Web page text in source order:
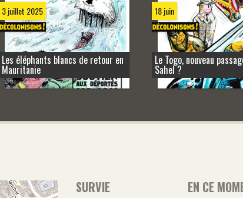
3 juillet 2025
Les éléphants blancs de retour en
Mauritanie
18 juin
Le Togo, nouveau
Sahel ?
SURVIE EN CE